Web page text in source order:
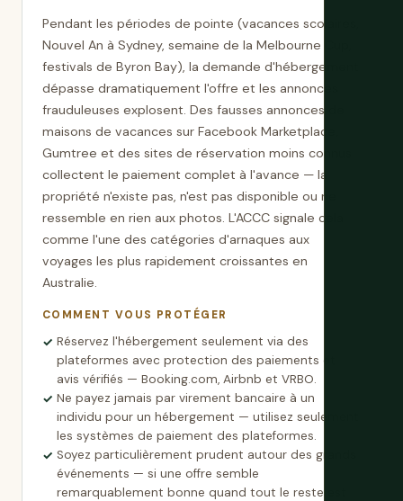
Pendant les périodes de pointe (vacances scolaires,
Nouvel An à Sydney, semaine de la Melbourne Cup,
festivals de Byron Bay), la demande d'hébergement
dépasse dramatiquement l'offre et les annonces
frauduleuses explosent. Des fausses annonces de
maisons de vacances sur Facebook Marketplace,
Gumtree et des sites de réservation moins connus
collectent le paiement complet à l'avance — la
propriété n'existe pas, n'est pas disponible ou ne
ressemble en rien aux photos. L'ACCC signale cela
comme l'une des catégories d'arnaques aux
voyages les plus rapidement croissantes en
Australie.
COMMENT VOUS PROTÉGER
Réservez l'hébergement seulement via des
plateformes avec protection des paiements et
avis vérifiés — Booking.com, Airbnb et VRBO.
Ne payez jamais par virement bancaire à un
individu pour un hébergement — utilisez seulement
les systèmes de paiement des plateformes.
Soyez particulièrement prudent autour des grands
événements — si une offre semble
remarquablement bonne quand tout le reste est